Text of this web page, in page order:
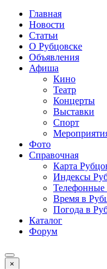
Главная
Новости
Статьи
О Рубцовске
Объявления
Афиша
Кино
Театр
Концерты
Выставки
Спорт
Фото
Справочная
Карта
Индексы
Телефонные
Время в
Погода в
Каталог
Форум
×